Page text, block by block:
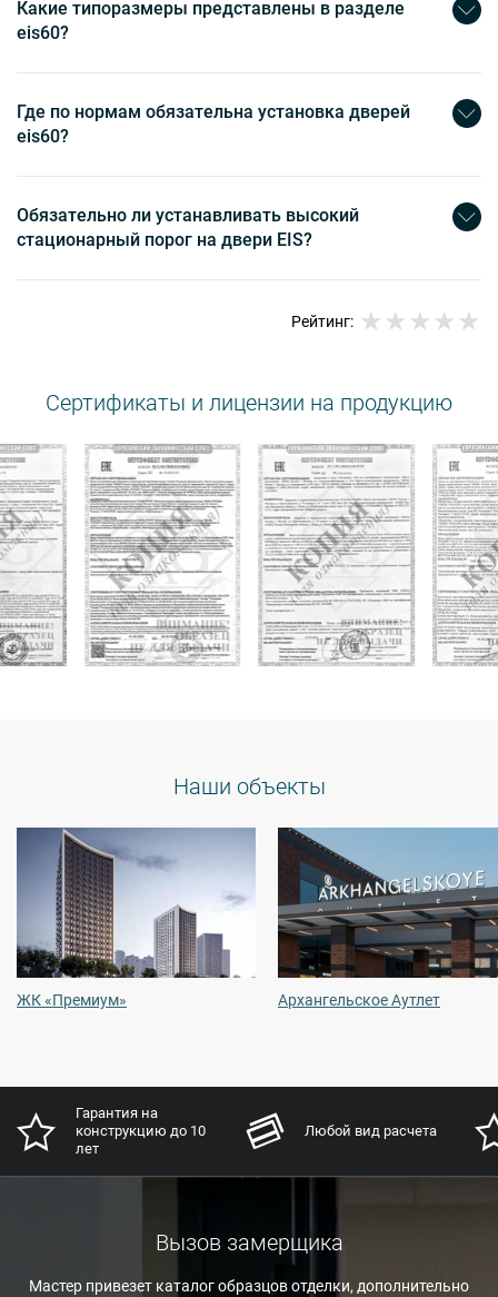
Какие типоразмеры представлены в разделе
eis60?
Где по нормам обязательна установка дверей
eis60?
Обязательно ли устанавливать высокий
стационарный порог на двери EIS?
Рейтинг:
Сертификаты и лицензии на продукцию
Наши объекты
ЖК «Премиум» Архангельское Аутлет
Гарантия на
конструкцию до 10
лет
Любой вид расчета
Вызов замерщика
Мастер привезет каталог образцов отделки, дополнительно